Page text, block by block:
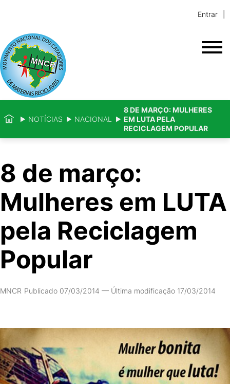
Entrar
NOTÍCIAS NACIONAL
8 DE MARÇO: MULHERES
EM LUTA PELA
RECICLAGEM POPULAR
8 de março:
Mulheres em LUTA
pela Reciclagem
Popular
MNCR Publicado 07/03/2014 — Última modificação 17/03/2014